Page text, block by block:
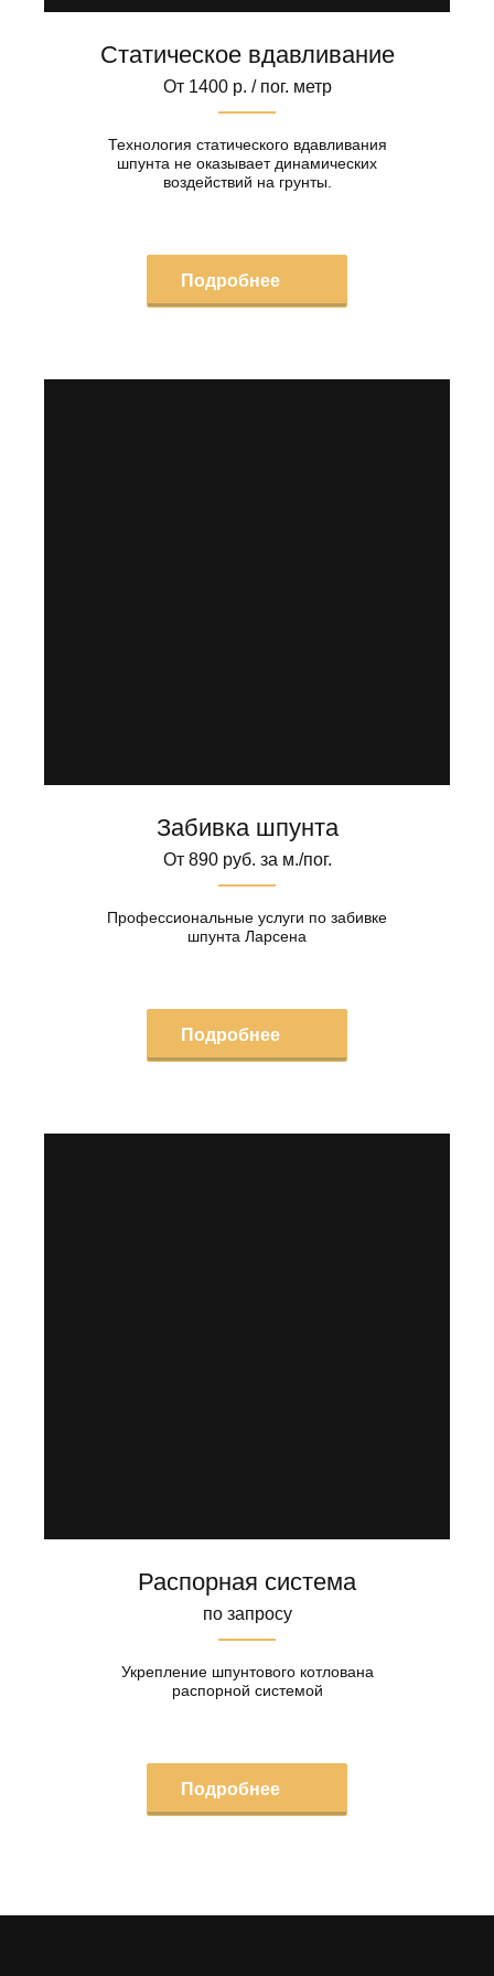
Статическое вдавливание
От 1400 р. / пог. метр
Технология статического вдавливания
шпунта не оказывает динамических
воздействий на грунты.
Подробнее
Забивка шпунта
От 890 руб. за м./пог.
Профессиональные услуги по забивке
шпунта Ларсена
Подробнее
Распорная система
по запросу
Укрепление шпунтового котлована
распорной системой
Подробнее